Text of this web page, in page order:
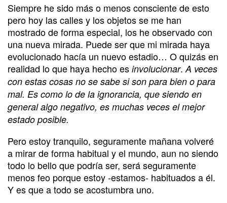
Siempre he sido más o menos consciente de esto
pero hoy las calles y los objetos se me han
mostrado de forma especial, los he observado con
una nueva mirada. Puede ser que mi mirada haya
evolucionado hacía un nuevo estadio… O quizás en
realidad lo que haya hecho es involucionar. A veces
con estas cosas no se sabe si son para bien o para
mal. Es como lo de la ignorancia, que siendo en
general algo negativo, es muchas veces el mejor
estado posible.
Pero estoy tranquilo, seguramente mañana volveré
a mirar de forma habitual y el mundo, aun no siendo
todo lo bello que podría ser, será seguramente
menos feo porque estoy -estamos- habituados a él.
Y es que a todo se acostumbra uno.